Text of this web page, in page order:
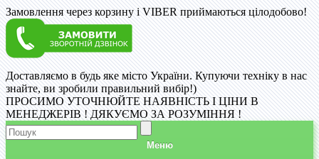
Замовлення через корзину і VIBER приймаються цілодобово!
Доставляємо в будь яке місто України. Купуючи техніку в нас
знайте, ви зробили правильний вибір!)
ПРОСИМО УТОЧНЮЙТЕ НАЯВНІСТЬ І ЦІНИ В
МЕНЕДЖЕРІВ ! ДЯКУЄМО ЗА РОЗУМІННЯ !
Меню